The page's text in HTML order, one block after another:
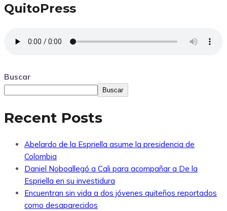
QuitoPress
Buscar
Buscar
Recent Posts
Abelardo de la Espriella asume la presidencia de
Colombia
Daniel Noboallegó a Cali para acompañar a De la
Espriella en su investidura
Encuentran sin vida a dos jóvenes quiteños reportados
como desaparecidos